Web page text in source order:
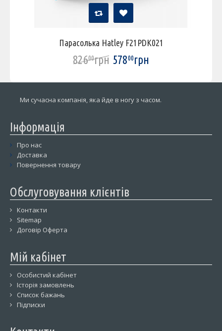
Парасолька Hatley F21PDK021
82600грн 57800грн
Ми сучасна компанія, яка йде в ногу з часом.
Інформація
Про нас
Доставка
Повернення товару
Обслуговування клієнтів
Контакти
Sitemap
Договір Оферта
Мій кабінет
Особистий кабінет
Історія замовлень
Список бажань
Підписки